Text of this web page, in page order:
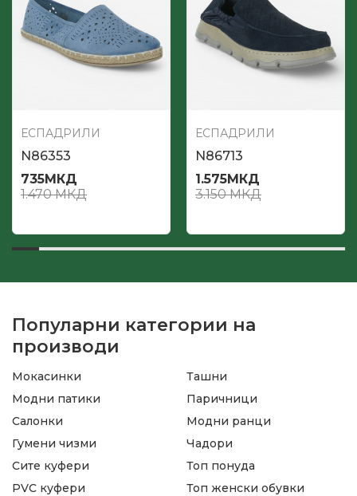
ЕСПАДРИЛИ
N86353
735МКД
1.470МКД
ЕСПАДРИЛИ
N86713
1.575МКД
3.150МКД
Популарни категории на
производи
Мокасинки
Модни патики
Салонки
Гумени чизми
Ташни
Паричници
Модни ранци
Чадори
Сите куфери
PVC куфери
Топ понуда
Топ женски обувки